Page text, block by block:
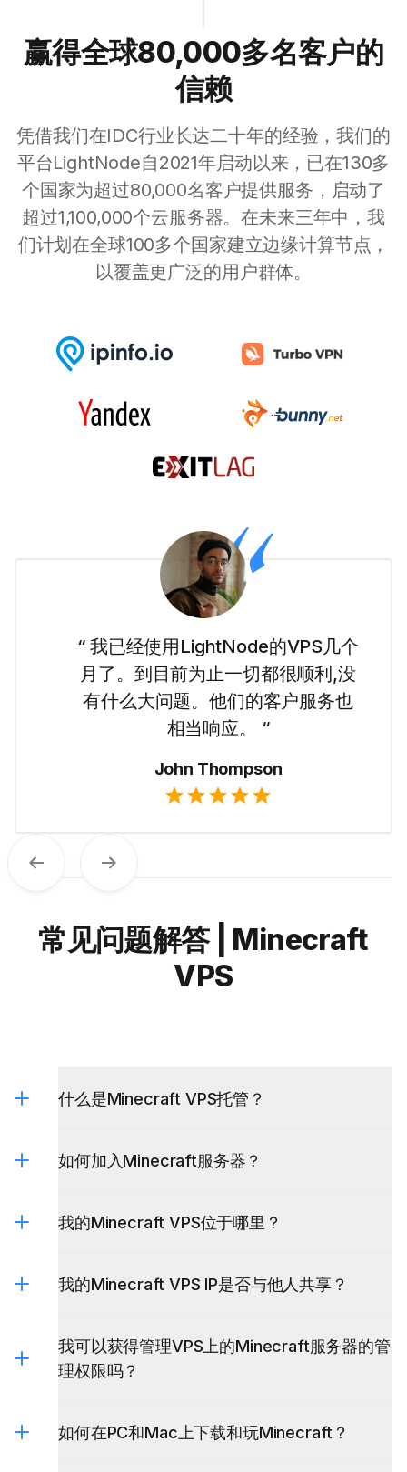
赢得全球80,000多名客户的
信赖
凭借我们在IDC行业长达二十年的经验，我们的
平台LightNode自2021年启动以来，已在130多
个国家为超过80,000名客户提供服务，启动了
超过1,100,000个云服务器。在未来三年中，我
们计划在全球100多个国家建立边缘计算节点，
以覆盖更广泛的用户群体。
“ 我是网站新手,LightNode的迪拜
VPS让我很容易就上手了。使用起
来很简单,我也喜欢他们直白的定价
方式。 “
Emma Wilson
Previous Next
常见问题解答 | Minecraft
VPS
什么是Minecraft VPS托管？
如何加入Minecraft服务器？
我的Minecraft VPS位于哪里？
我的Minecraft VPS IP是否与他人共享？
我可以获得管理VPS上的Minecraft服务器的管
理权限吗？
如何在PC和Mac上下载和玩Minecraft？